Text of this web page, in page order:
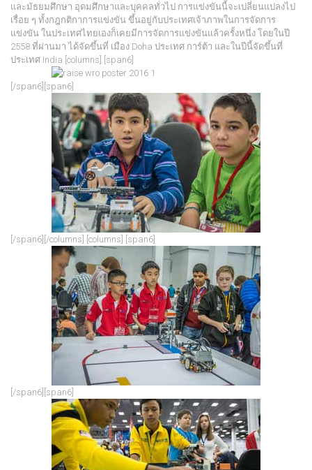
และมัธยมศึกษา อุดมศึกษาและบุคคลทั่วไป การแข่งขันนี้จะเปลี่ยนแปลงไป
เรื่อย ๆ ทั้งกฎกติกาการแข่งขัน ขึ้นอยู่กับประเทศเจ้าภาพในการจัดการ
แข่งขัน ในประเทศไทยเองก็เคยมีการจัดการแข่งขันแล้วครั้งหนึ่ง โดยในปี
2558 ที่ผ่านมา ได้จัดขึ้นที่ เมือง Doha ประเทศ การ์ต้า และในปีนี้จัดขึ้นที่
ประเทศ India [columns] [span6]
[/span6][span6]
[/span6][/columns] [columns] [span6]
[/span6][span6]